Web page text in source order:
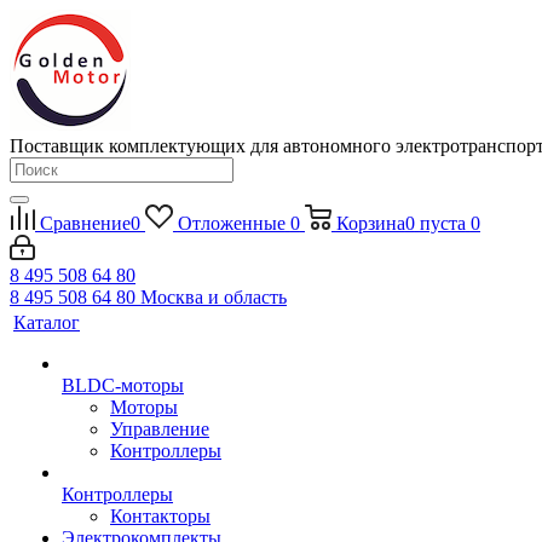
Поставщик комплектующих для автономного
Сравнение0 Отложенные 0 Корзина0 пуста 0
8 495 508 64 80
8 495 508 64 80 Москва и область
Каталог
BLDC-моторы
Моторы
Управление
Контроллеры
Контроллеры
Контакторы
Электрокомплекты